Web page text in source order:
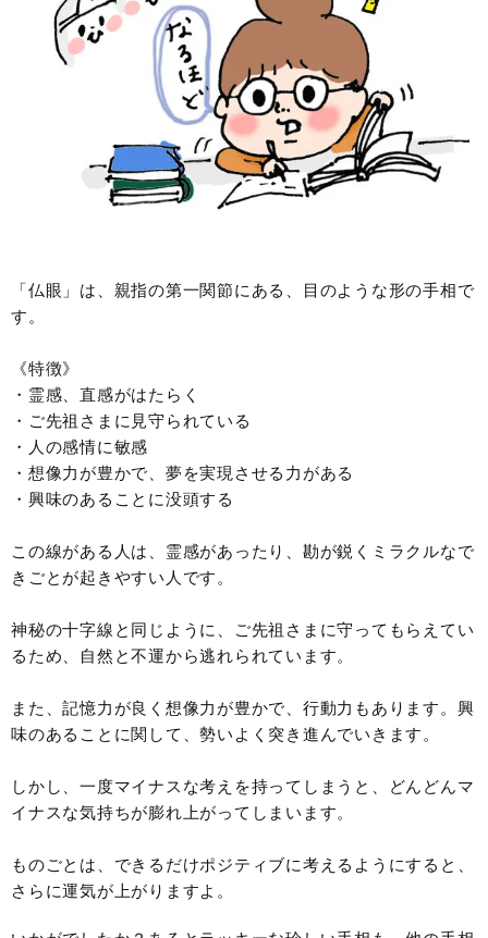
「仏眼」は、親指の第一関節にある、目のような形の手相で
す。
《特徴》
・霊感、直感がはたらく
・ご先祖さまに見守られている
・人の感情に敏感
・想像力が豊かで、夢を実現させる力がある
・興味のあることに没頭する
この線がある人は、霊感があったり、勘が鋭くミラクルなで
きごとが起きやすい人です。
神秘の十字線と同じように、ご先祖さまに守ってもらえてい
るため、自然と不運から逃れられています。
また、記憶力が良く想像力が豊かで、行動力もあります。興
味のあることに関して、勢いよく突き進んでいきます。
しかし、一度マイナスな考えを持ってしまうと、どんどんマ
イナスな気持ちが膨れ上がってしまいます。
ものごとは、できるだけポジティブに考えるようにすると、
さらに運気が上がりますよ。